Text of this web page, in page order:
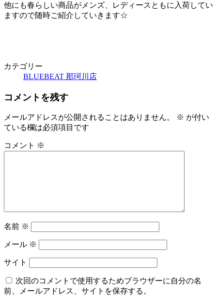
他にも春らしい商品がメンズ、レディースともに入荷してい
ますので随時ご紹介していきます☆
カテゴリー
BLUEBEAT 那珂川店
コメントを残す
メールアドレスが公開されることはありません。 ※ が付い
ている欄は必須項目です
コメント ※
名前 ※
メール ※
サイト
次回のコメントで使用するためブラウザーに自分の名
前、メールアドレス、サイトを保存する。